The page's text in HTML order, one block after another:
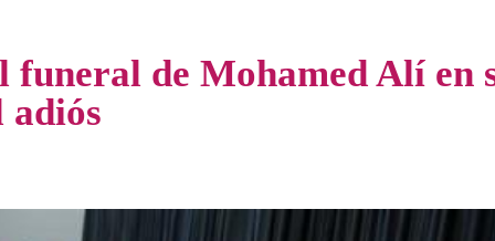
funeral de Mohamed Alí en
adiós